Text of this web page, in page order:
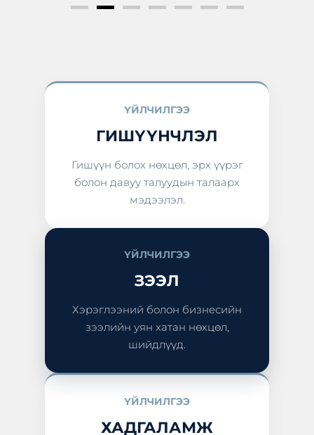
ҮЙЛЧИЛГЭЭ
ГИШҮҮНЧЛЭЛ
Гишүүн болох нөхцөл, эрх үүрэг
болон давуу талуудын талаарх
мэдээлэл.
ҮЙЛЧИЛГЭЭ
ЗЭЭЛ
Хэрэглээний болон бизнесийн
зээлийн уян хатан нөхцөл,
шийдлүүд.
ҮЙЛЧИЛГЭЭ
ХАДГАЛАМЖ